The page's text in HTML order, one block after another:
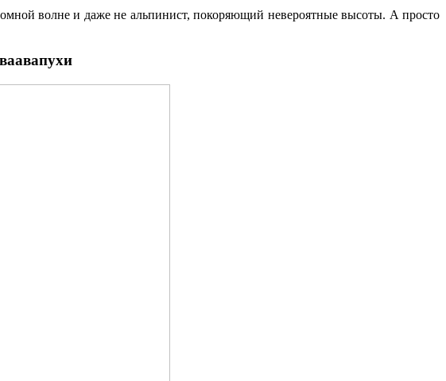
волне и даже не альпинист, покоряющий невероятные высоты. А просто